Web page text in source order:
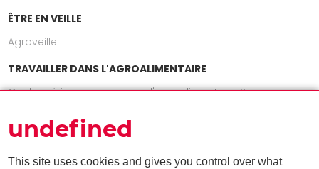
ÊTRE EN VEILLE
Agroveille
TRAVAILLER DANS L'AGROALIMENTAIRE
Quels métiers exercer dans l'agroalimentaire ?
Nos publications
undefined
This site uses cookies and gives you control over what